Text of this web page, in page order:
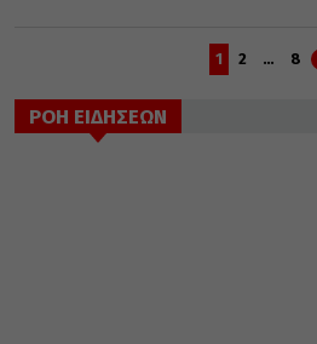
1 2 … 8
ΡΟΗ ΕΙΔΗΣΕΩΝ